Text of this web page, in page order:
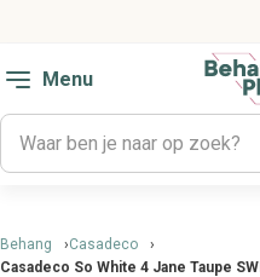
Menu
Behang
Casadeco
Casadeco So White 4 Jane Taupe